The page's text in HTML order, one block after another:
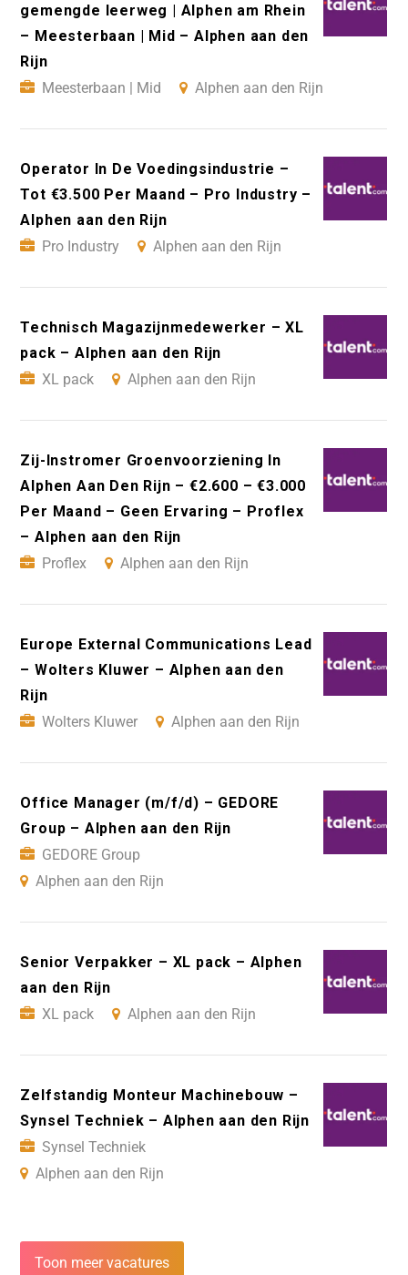
gemengde leerweg | Alphen am Rhein
– Meesterbaan | Mid – Alphen aan den
Rijn
Meesterbaan | Mid
Alphen aan den Rijn
Operator In De Voedingsindustrie –
Tot €3.500 Per Maand – Pro Industry –
Alphen aan den Rijn
Pro Industry
Alphen aan den Rijn
Technisch Magazijnmedewerker – XL
pack – Alphen aan den Rijn
XL pack
Alphen aan den Rijn
Zij-Instromer Groenvoorziening In
Alphen Aan Den Rijn – €2.600 – €3.000
Per Maand – Geen Ervaring – Proflex
– Alphen aan den Rijn
Proflex
Alphen aan den Rijn
Europe External Communications Lead
– Wolters Kluwer – Alphen aan den
Rijn
Wolters Kluwer
Alphen aan den Rijn
Office Manager (m/f/d) – GEDORE
Group – Alphen aan den Rijn
GEDORE Group
Alphen aan den Rijn
Senior Verpakker – XL pack – Alphen
aan den Rijn
XL pack
Alphen aan den Rijn
Zelfstandig Monteur Machinebouw –
Synsel Techniek – Alphen aan den Rijn
Synsel Techniek
Alphen aan den Rijn
Toon meer vacatures